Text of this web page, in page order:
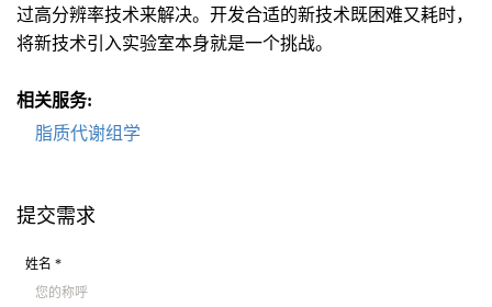
过高分辨率技术来解决。开发合适的新技术既困难又耗时，
将新技术引入实验室本身就是一个挑战。
相关服务:
脂质代谢组学
提交需求
姓名 *